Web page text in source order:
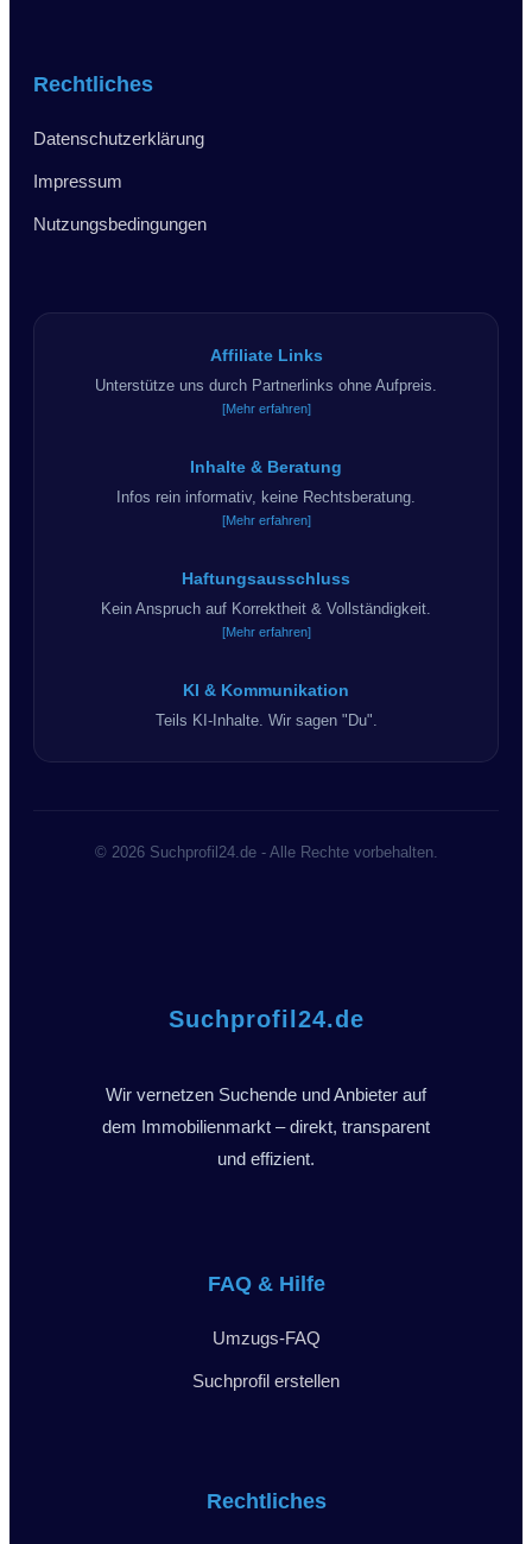
Rechtliches
Datenschutzerklärung
Impressum
Nutzungsbedingungen
Affiliate Links
Unterstütze uns durch Partnerlinks ohne Aufpreis.
[Mehr erfahren]
Inhalte & Beratung
Infos rein informativ, keine Rechtsberatung.
[Mehr erfahren]
Haftungsausschluss
Kein Anspruch auf Korrektheit & Vollständigkeit.
[Mehr erfahren]
KI & Kommunikation
Teils KI-Inhalte. Wir sagen "Du".
© 2026 Suchprofil24.de - Alle Rechte vorbehalten.
Suchprofil24.de
Wir vernetzen Suchende und Anbieter auf
dem Immobilienmarkt – direkt, transparent
und effizient.
FAQ & Hilfe
Umzugs-FAQ
Suchprofil erstellen
Rechtliches